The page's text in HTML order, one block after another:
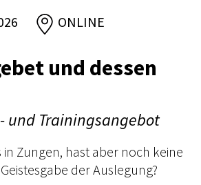
ONLINE
und dessen
und Trainingsangebot
in Zungen, hast aber noch keine
der Auslegung?